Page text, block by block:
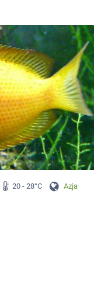
20 - 28°C Azja